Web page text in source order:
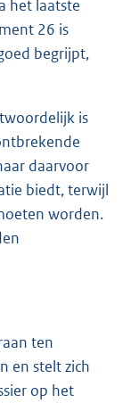
het laatste
26 is
begrijpt,
is
daarvoor
biedt, terwijl
worden.
ten
en stelt zich
op het